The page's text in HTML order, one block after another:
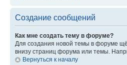
Создание сообщений
Как мне создать тему в форуме?
Для создания новой темы в форуме
внизу страниц форума или темы.
Вернуться к началу